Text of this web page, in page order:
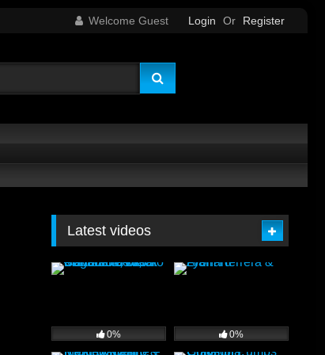
Welcome Guest Login Or Register
Latest videos
0% 0%